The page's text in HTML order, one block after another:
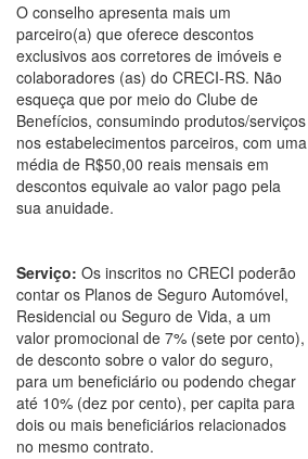
O conselho apresenta mais um
parceiro(a) que oferece descontos
exclusivos aos corretores de imóveis e
colaboradores (as) do CRECI-RS. Não
esqueça que por meio do Clube de
Benefícios, consumindo produtos/serviços
nos estabelecimentos parceiros, com uma
média de R$50,00 reais mensais em
descontos equivale ao valor pago pela
sua anuidade.
Serviço: Os inscritos no CRECI poderão
contar os Planos de Seguro Automóvel,
Residencial ou Seguro de Vida, a um
valor promocional de 7% (sete por cento),
de desconto sobre o valor do seguro,
para um beneficiário ou podendo chegar
até 10% (dez por cento), per capita para
dois ou mais beneficiários relacionados
no mesmo contrato.